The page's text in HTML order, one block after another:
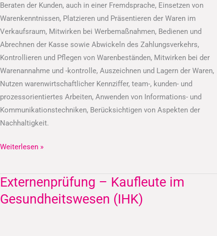
Beraten der Kunden, auch in einer Fremdsprache, Einsetzen von
Warenkenntnissen, Platzieren und Präsentieren der Waren im
Verkaufsraum, Mitwirken bei Werbemaßnahmen, Bedienen und
Abrechnen der Kasse sowie Abwickeln des Zahlungsverkehrs,
Kontrollieren und Pflegen von Warenbeständen, Mitwirken bei der
Warenannahme und -kontrolle, Auszeichnen und Lagern der Waren,
Nutzen warenwirtschaftlicher Kennziffer, team-, kunden- und
prozessorientiertes Arbeiten, Anwenden von Informations- und
Kommunikationstechniken, Berücksichtigen von Aspekten der
Nachhaltigkeit.
Weiterlesen »
Externenprüfung – Kaufleute im
Gesundheitswesen (IHK)
Externenprüfung
–
Kaufleute